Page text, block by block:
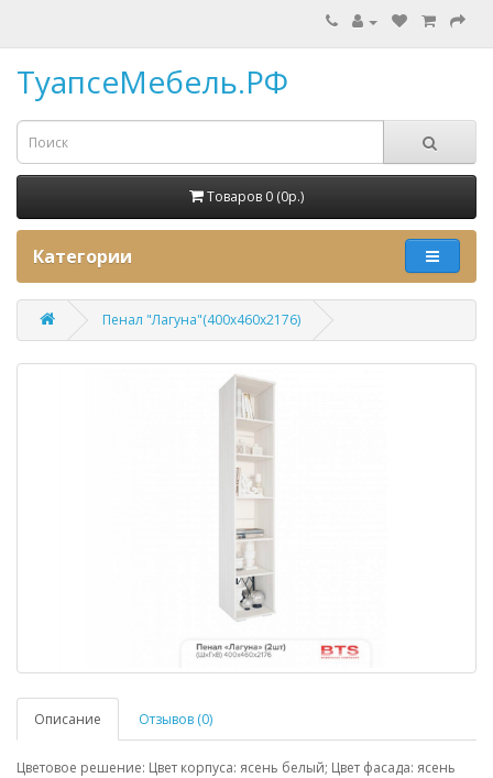
ТуапсеМебель.РФ
Товаров 0 (0p.)
Категории
Пенал "Лагуна"(400х460х2176)
Описание Отзывов (0)
Цветовое решение: Цвет корпуса: ясень белый; Цвет фасада: ясень